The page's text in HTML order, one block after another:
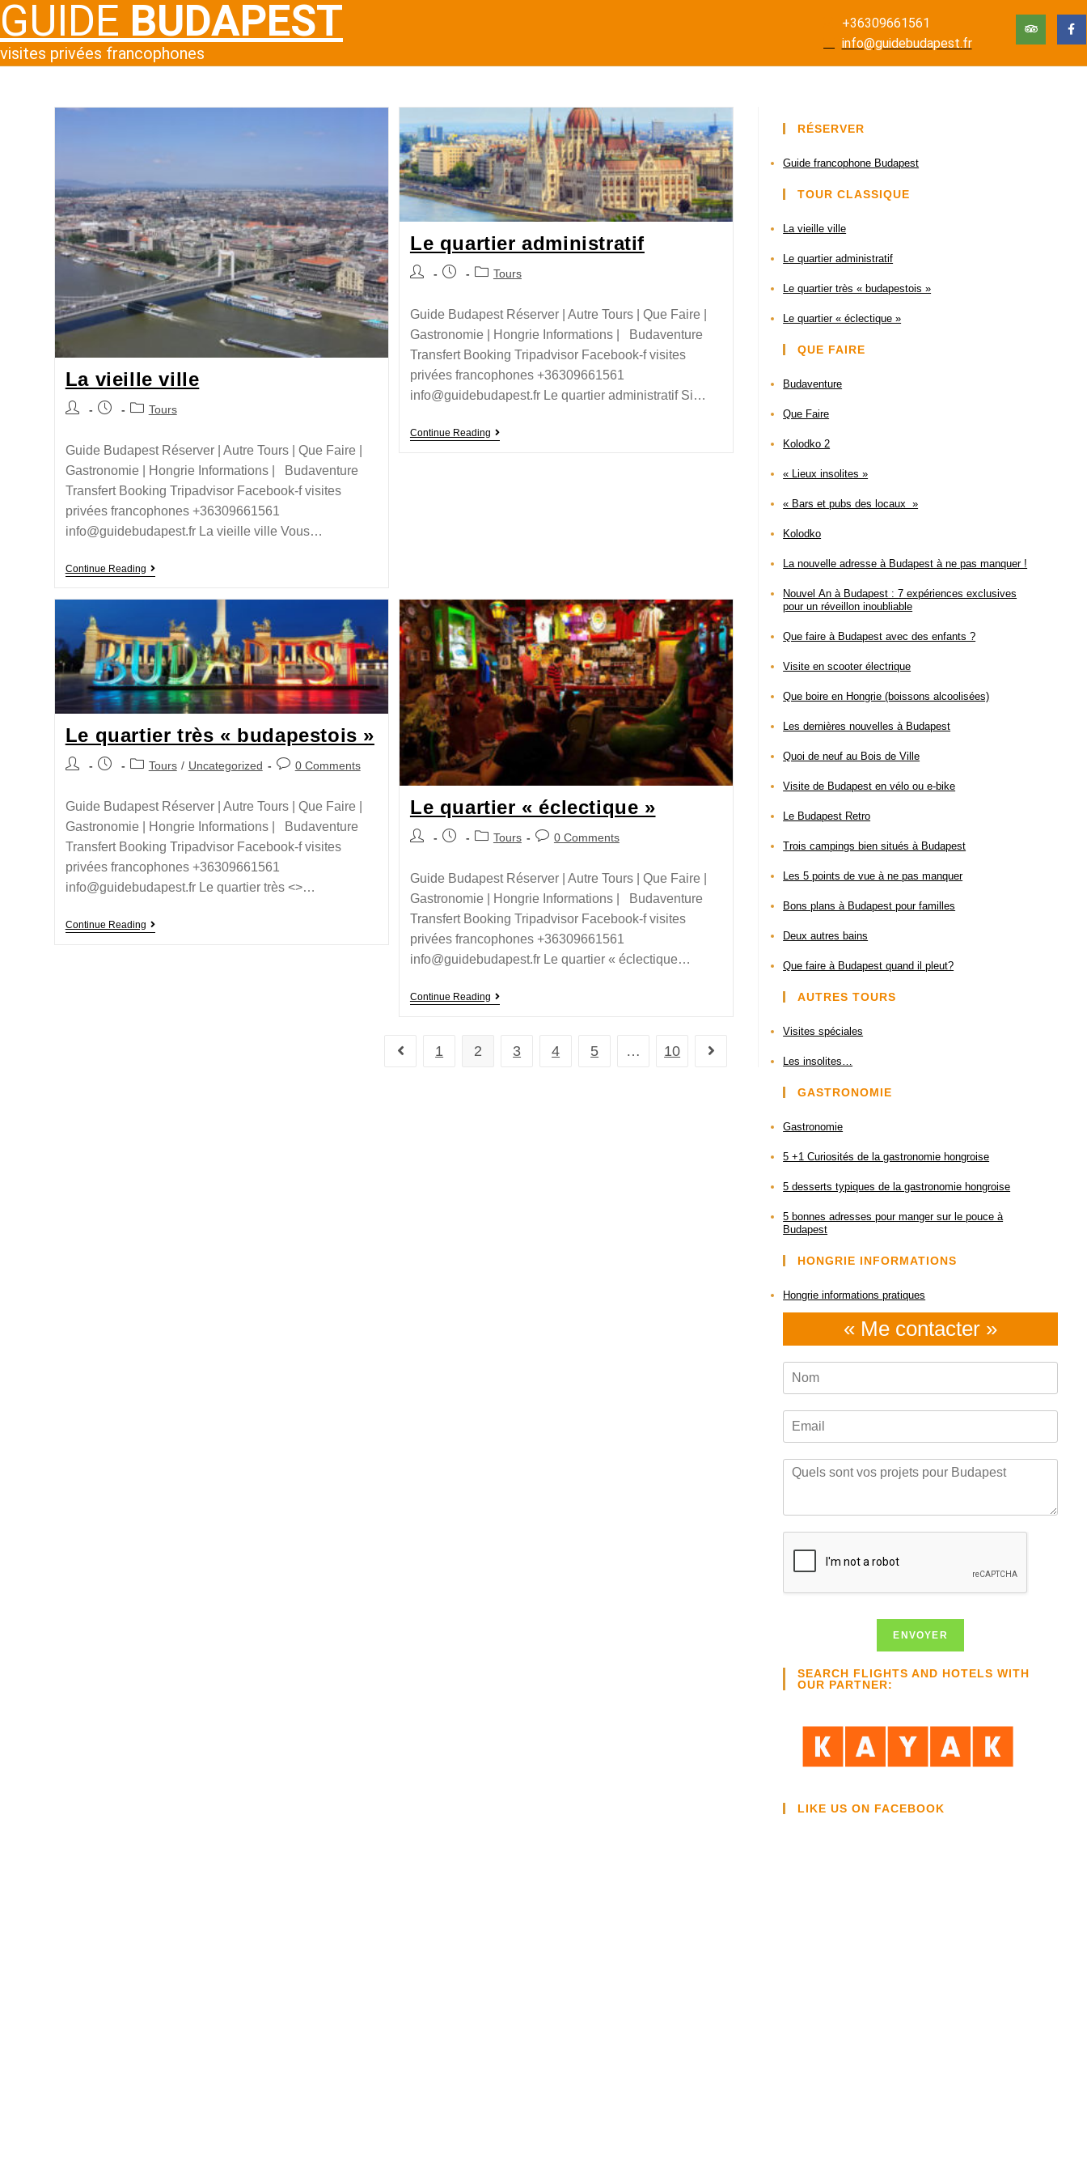
GUIDE BUDAPEST
visites privées francophones
+36309661561
info@guidebudapest.fr
La vieille ville
Tours
Guide Budapest Réserver | Autre Tours | Que Faire |
Gastronomie | Hongrie Informations | Budaventure
Transfert Booking Tripadvisor Facebook-f visites
privées francophones +36309661561
info@guidebudapest.fr La vieille ville Vous…
Continue Reading
Le quartier administratif
Tours
Guide Budapest Réserver | Autre Tours | Que Faire |
Gastronomie | Hongrie Informations | Budaventure
Transfert Booking Tripadvisor Facebook-f visites
privées francophones +36309661561
info@guidebudapest.fr Le quartier administratif Si…
Continue Reading
Le quartier très « budapestois »
Tours / Uncategorized 0 Comments
Guide Budapest Réserver | Autre Tours | Que Faire |
Gastronomie | Hongrie Informations | Budaventure
Transfert Booking Tripadvisor Facebook-f visites
privées francophones +36309661561
info@guidebudapest.fr Le quartier très <>…
Continue Reading
Le quartier « éclectique »
Tours 0 Comments
Guide Budapest Réserver | Autre Tours | Que Faire |
Gastronomie | Hongrie Informations | Budaventure
Transfert Booking Tripadvisor Facebook-f visites
privées francophones +36309661561
info@guidebudapest.fr Le quartier « éclectique…
Continue Reading
1 2 3 4 5 … 10
RÉSERVER
Guide francophone Budapest
TOUR CLASSIQUE
La vieille ville
Le quartier administratif
Le quartier très « budapestois »
Le quartier « éclectique »
QUE FAIRE
Budaventure
Que Faire
Kolodko 2
« Lieux insolites »
« Bars et pubs des locaux »
Kolodko
La nouvelle adresse à Budapest à ne pas manquer !
Nouvel An à Budapest : 7 expériences exclusives
pour un réveillon inoubliable
Que faire à Budapest avec des enfants ?
Visite en scooter électrique
Que boire en Hongrie (boissons alcoolisées)
Les dernières nouvelles à Budapest
Quoi de neuf au Bois de Ville
Visite de Budapest en vélo ou e-bike
Le Budapest Retro
Trois campings bien situés à Budapest
Les 5 points de vue à ne pas manquer
Bons plans à Budapest pour familles
Deux autres bains
Que faire à Budapest quand il pleut?​
AUTRES TOURS
Visites spéciales
Les insolites…
GASTRONOMIE
Gastronomie
5 +1 Curiosités de la gastronomie hongroise
5 desserts typiques de la gastronomie hongroise
5 bonnes adresses pour manger sur le pouce à
Budapest
HONGRIE INFORMATIONS
Hongrie informations pratiques
« Me contacter »
m
l
s
t
o
u
ENVOYER
SEARCH FLIGHTS AND HOTELS WITH
OUR PARTNER:
LIKE US ON FACEBOOK